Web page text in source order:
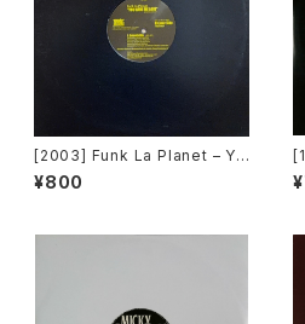
[2003] Funk La Planet – Yo
u Gave Me Love (Funk La
Planet 008) [Funk La Plane
¥800